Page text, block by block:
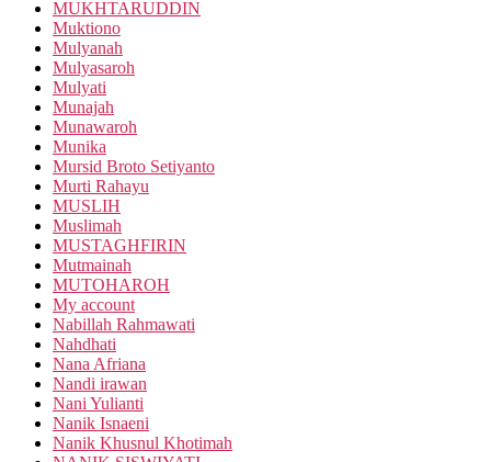
MUKHTARUDDIN
Muktiono
Mulyanah
Mulyasaroh
Mulyati
Munajah
Munawaroh
Munika
Mursid Broto Setiyanto
Murti Rahayu
MUSLIH
Muslimah
MUSTAGHFIRIN
Mutmainah
MUTOHAROH
My account
Nabillah Rahmawati
Nahdhati
Nana Afriana
Nandi irawan
Nani Yulianti
Nanik Isnaeni
Nanik Khusnul Khotimah